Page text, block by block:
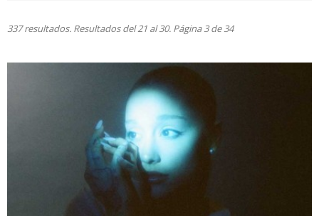
337 resultados. Resultados del 21 al 30. Página 3 de 34